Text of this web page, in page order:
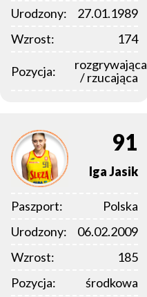
Urodzony:
27.01.1989
Wzrost:
174
Pozycja:
rozgrywająca
/ rzucająca
91
IgaJasik
Paszport:
Polska
Urodzony:
06.02.2009
Wzrost:
185
Pozycja:
środkowa